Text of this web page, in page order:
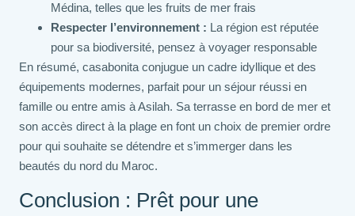
Médina, telles que les fruits de mer frais
Respecter l’environnement : La région est réputée
pour sa biodiversité, pensez à voyager responsable
En résumé, casabonita conjugue un cadre idyllique et des
équipements modernes, parfait pour un séjour réussi en
famille ou entre amis à Asilah. Sa terrasse en bord de mer et
son accès direct à la plage en font un choix de premier ordre
pour qui souhaite se détendre et s’immerger dans les
beautés du nord du Maroc.
Conclusion : Prêt pour une